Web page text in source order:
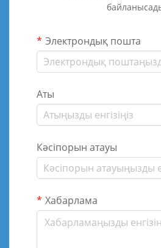
Электрондық пошта
Аты
Кәсіпорын атауы
Хабарлама